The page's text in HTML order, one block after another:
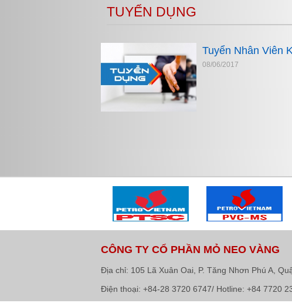
TUYỂN DỤNG
Tuyển Nhân Viên
08/06/2017
CÔNG TY CỔ PHẦN MỎ NEO VÀNG
Địa chỉ: 105 Lã Xuân Oai, P. Tăng Nhơn Phú A,
Điện thoại: +84-28 3720 6747/ Hotline: +84 7720